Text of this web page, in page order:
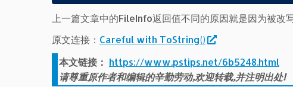
上一篇文章中的FileInfo返回值不同的原因就是因为被改
原文连接： Careful with ToString()
本文链接： https://www.pstips.net/6b5248.html
请尊重原作者和编辑的辛勤劳动,欢迎转载,并注明出处!